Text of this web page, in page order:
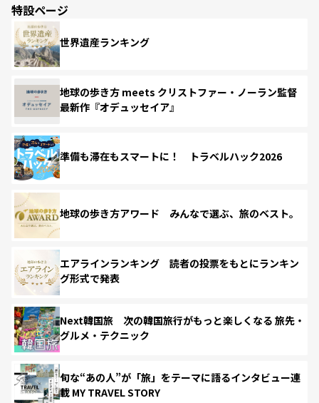
特設ページ
世界遺産ランキング
地球の歩き方 meets クリストファー・ノーラン監督
最新作『オデュッセイア』
準備も滞在もスマートに！ トラベルハック2026
地球の歩き方アワード みんなで選ぶ、旅のベスト。
エアラインランキング 読者の投票をもとにランキン
グ形式で発表
Next韓国旅 次の韓国旅行がもっと楽しくなる 旅先・
グルメ・テクニック
旬な“あの人”が「旅」をテーマに語るインタビュー連
載 MY TRAVEL STORY